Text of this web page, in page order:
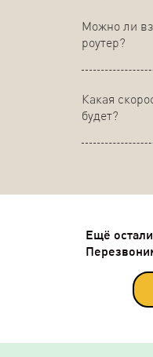
Можно ли
роутер?
Какая
будет?
Ещё